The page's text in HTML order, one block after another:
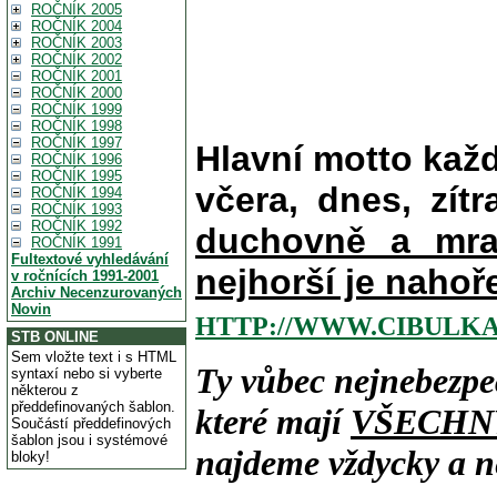
ROČNÍK 2005
ROČNÍK 2004
ROČNÍK 2003
ROČNÍK 2002
ROČNÍK 2001
ROČNÍK 2000
ROČNÍK 1999
ROČNÍK 1998
ROČNÍK 1997
ROČNÍK 1996
ROČNÍK 1995
ROČNÍK 1994
ROČNÍK 1993
ROČNÍK 1992
ROČNÍK 1991
Fultextové vyhledávání
v ročnících 1991-2001
Archiv Necenzurovaných
Novin
STB ONLINE
Sem vložte text i s HTML
syntaxí nebo si vyberte
některou z
předdefinovaných šablon.
Součástí předdefinových
šablon jsou i systémové
bloky!
Hlavní motto
včera, dnes,
duchovně a
nejhorší je
HTTP://
Ty vůbec
které mají
najdeme vždycky a